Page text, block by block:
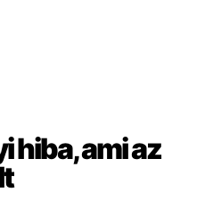
hiba, ami az